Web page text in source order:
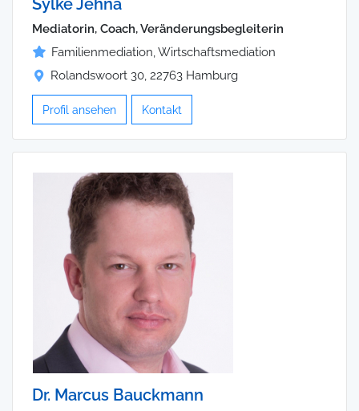
Sylke Jehna
Mediatorin, Coach, Veränderungsbegleiterin
Familienmediation, Wirtschaftsmediation
Rolandswoort 30, 22763 Hamburg
Profil ansehen Kontakt
Dr. Marcus Bauckmann